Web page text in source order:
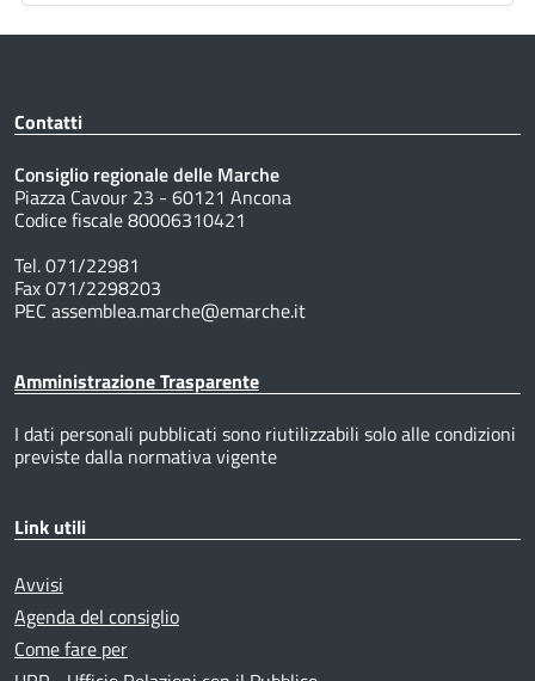
Contatti
Consiglio regionale delle Marche
Piazza Cavour 23 - 60121 Ancona
Codice fiscale 80006310421
Tel. 071/22981
Fax 071/2298203
PEC assemblea.marche@emarche.it
Amministrazione Trasparente
I dati personali pubblicati sono riutilizzabili solo alle condizioni
previste dalla normativa vigente
Link utili
Avvisi
Agenda del consiglio
Come fare per